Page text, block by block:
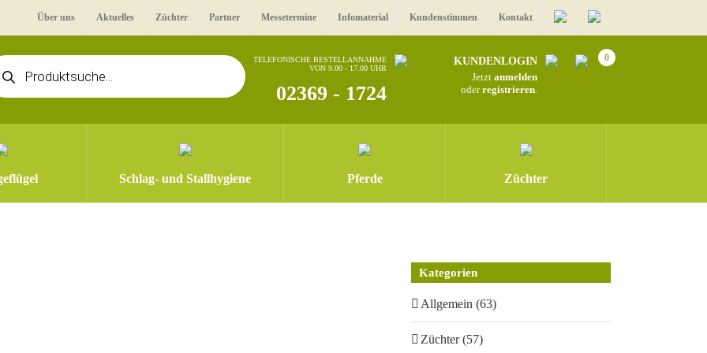
Über uns Aktuelles Züchter Partner Messetermine Infomaterial Kundenstimmen Kontakt
TELEFONISCHE BESTELLANNAHME
VON 9.00 - 17.00 UHR
02369 - 1724
KUNDENLOGIN
Jetzt anmelden
oderregistrieren.
0
Schlag- und Stallhygiene Pferde Züchter
Kategorien
Allgemein (63)
Züchter (57)